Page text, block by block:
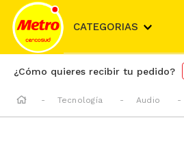
CATEGORIAS
¿Cómo quieres recibir tu pedido?
Tecnología Audio